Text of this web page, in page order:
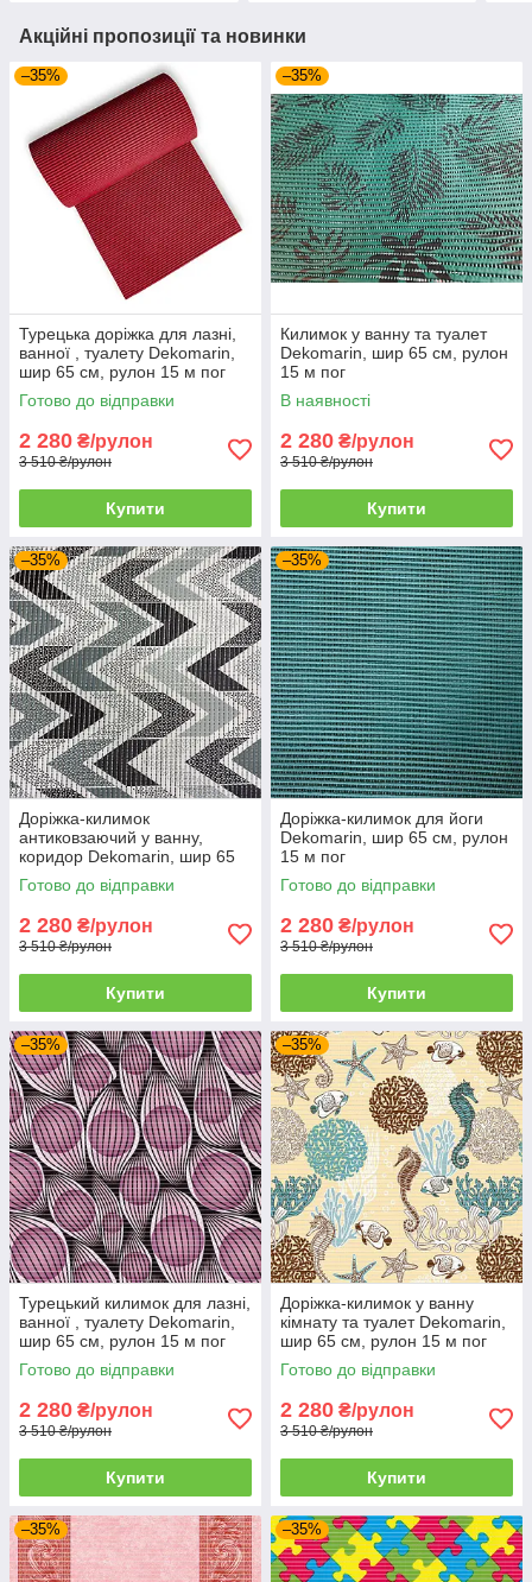
Акційні пропозиції та новинки
–35%
Турецька доріжка для лазні,
ванної , туалету Dekomarin,
шир 65 см, рулон 15 м пог
Готово до відправки
2 280 ₴/рулон
3 510 ₴/рулон
Купити
–35%
Килимок у ванну та туалет
Dekomarin, шир 65 см, рулон
15 м пог
В наявності
2 280 ₴/рулон
3 510 ₴/рулон
Купити
–35%
Доріжка-килимок
антиковзаючий у ванну,
коридор Dekomarin, шир 65
см, рулон 15 м пог
Готово до відправки
2 280 ₴/рулон
3 510 ₴/рулон
Купити
–35%
Доріжка-килимок для йоги
Dekomarin, шир 65 см, рулон
15 м пог
Готово до відправки
2 280 ₴/рулон
3 510 ₴/рулон
Купити
–35%
Турецький килимок для лазні,
ванної , туалету Dekomarin,
шир 65 см, рулон 15 м пог
Готово до відправки
2 280 ₴/рулон
3 510 ₴/рулон
Купити
–35%
Доріжка-килимок у ванну
кімнату та туалет Dekomarin,
шир 65 см, рулон 15 м пог
Готово до відправки
2 280 ₴/рулон
3 510 ₴/рулон
Купити
–35% –35%